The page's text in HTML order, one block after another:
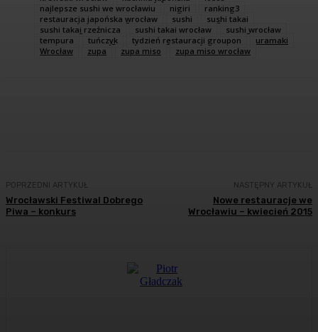
najlepsze sushi we wrocławiu
nigiri
ranking3
restauracja japońska wrocław
sushi
sushi takai
sushi takai rzeźnicza
sushi takai wrocław
sushi wrocław
tempura
tuńczyk tydzień restauracji groupon
uramaki
Wrocław
zupa zupa miso zupa miso wrocław
POPRZEDNI ARTYKUŁ
Wrocławski Festiwal Dobrego
Piwa – konkurs
NASTĘPNY ARTYKUŁ
Nowe restauracje we
Wrocławiu – kwiecień 2015